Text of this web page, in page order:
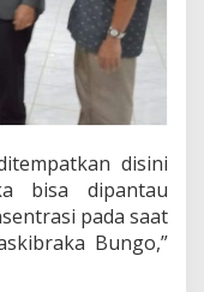
disini
bisa dipantau
pada saat
Bungo,”